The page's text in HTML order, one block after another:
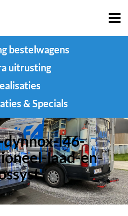
bestelwagens
uitrusting
& Specials
l46-
laad-en-